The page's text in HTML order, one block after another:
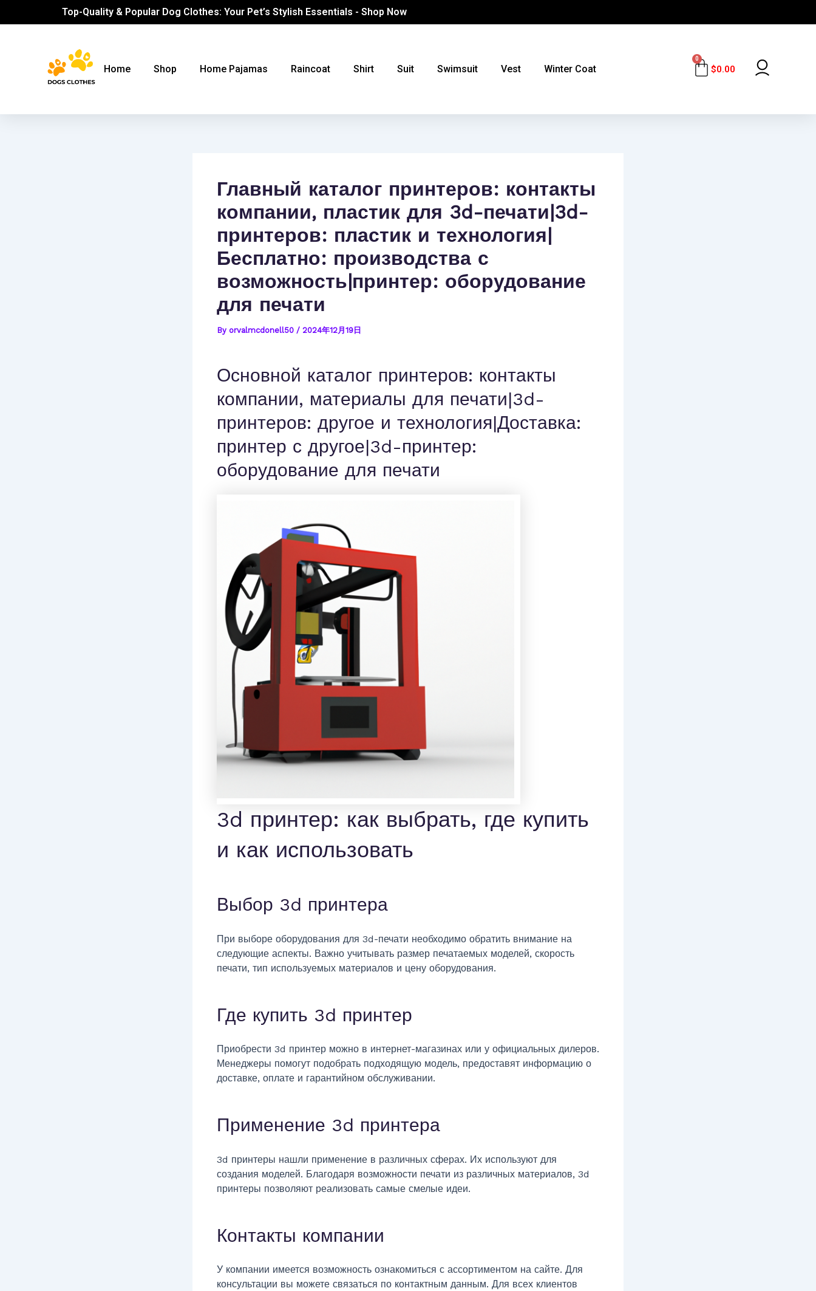
Top-Quality & Popular Dog Clothes: Your Pet’s Stylish Essentials - Shop Now
Home Shop Home Pajamas Raincoat Shirt Suit Swimsuit Vest Winter Coat $0.00
0 Cart
Главный каталог принтеров: контакты
компании, пластик для 3d-печати|3d-
принтеров: пластик и технология|
Бесплатно: производства с
возможность|принтер: оборудование
для печати
By orvalmcdonell50 / 2024年12月19日
Основной каталог принтеров: контакты
компании, материалы для печати|3d-
принтеров: другое и технология|Доставка:
принтер с другое|3d-принтер:
оборудование для печати
3d принтер: как выбрать, где купить
и как использовать
Выбор 3d принтера
При выборе оборудования для 3d-печати необходимо обратить внимание на
следующие аспекты. Важно учитывать размер печатаемых моделей, скорость
печати, тип используемых материалов и цену оборудования.
Где купить 3d принтер
Приобрести 3d принтер можно в интернет-магазинах или у официальных дилеров.
Менеджеры помогут подобрать подходящую модель, предоставят информацию о
доставке, оплате и гарантийном обслуживании.
Применение 3d принтера
3d принтеры нашли применение в различных сферах. Их используют для
создания моделей. Благодаря возможности печати из различных материалов, 3d
принтеры позволяют реализовать самые смелые идеи.
Контакты компании
У компании имеется возможность ознакомиться с ассортиментом на сайте. Для
консультации вы можете связаться по контактным данным. Для всех клиентов
Post